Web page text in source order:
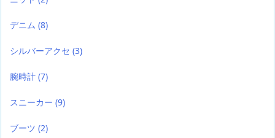
デニム (8)
シルバーアクセ (3)
腕時計 (7)
スニーカー (9)
ブーツ (2)